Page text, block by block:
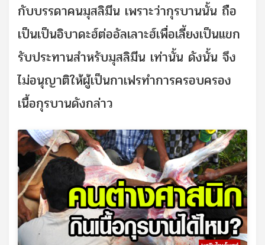
กับบรรดาคนมุสลิมีน เพราะว่ากุรบานนั้น ถือ
เป็นเป็นอิบาดะฮ์ต่ออัลเลาะฮ์เพื่อเลี้ยงเป็นแขก
รับประทานสำหรับมุสลิมีน เท่านั้น ดังนั้น จึง
ไม่อนุญาติให้ผู้เป็นกาเฟรทำการครอบครอง
เนื้อกุรบานดังกล่าว